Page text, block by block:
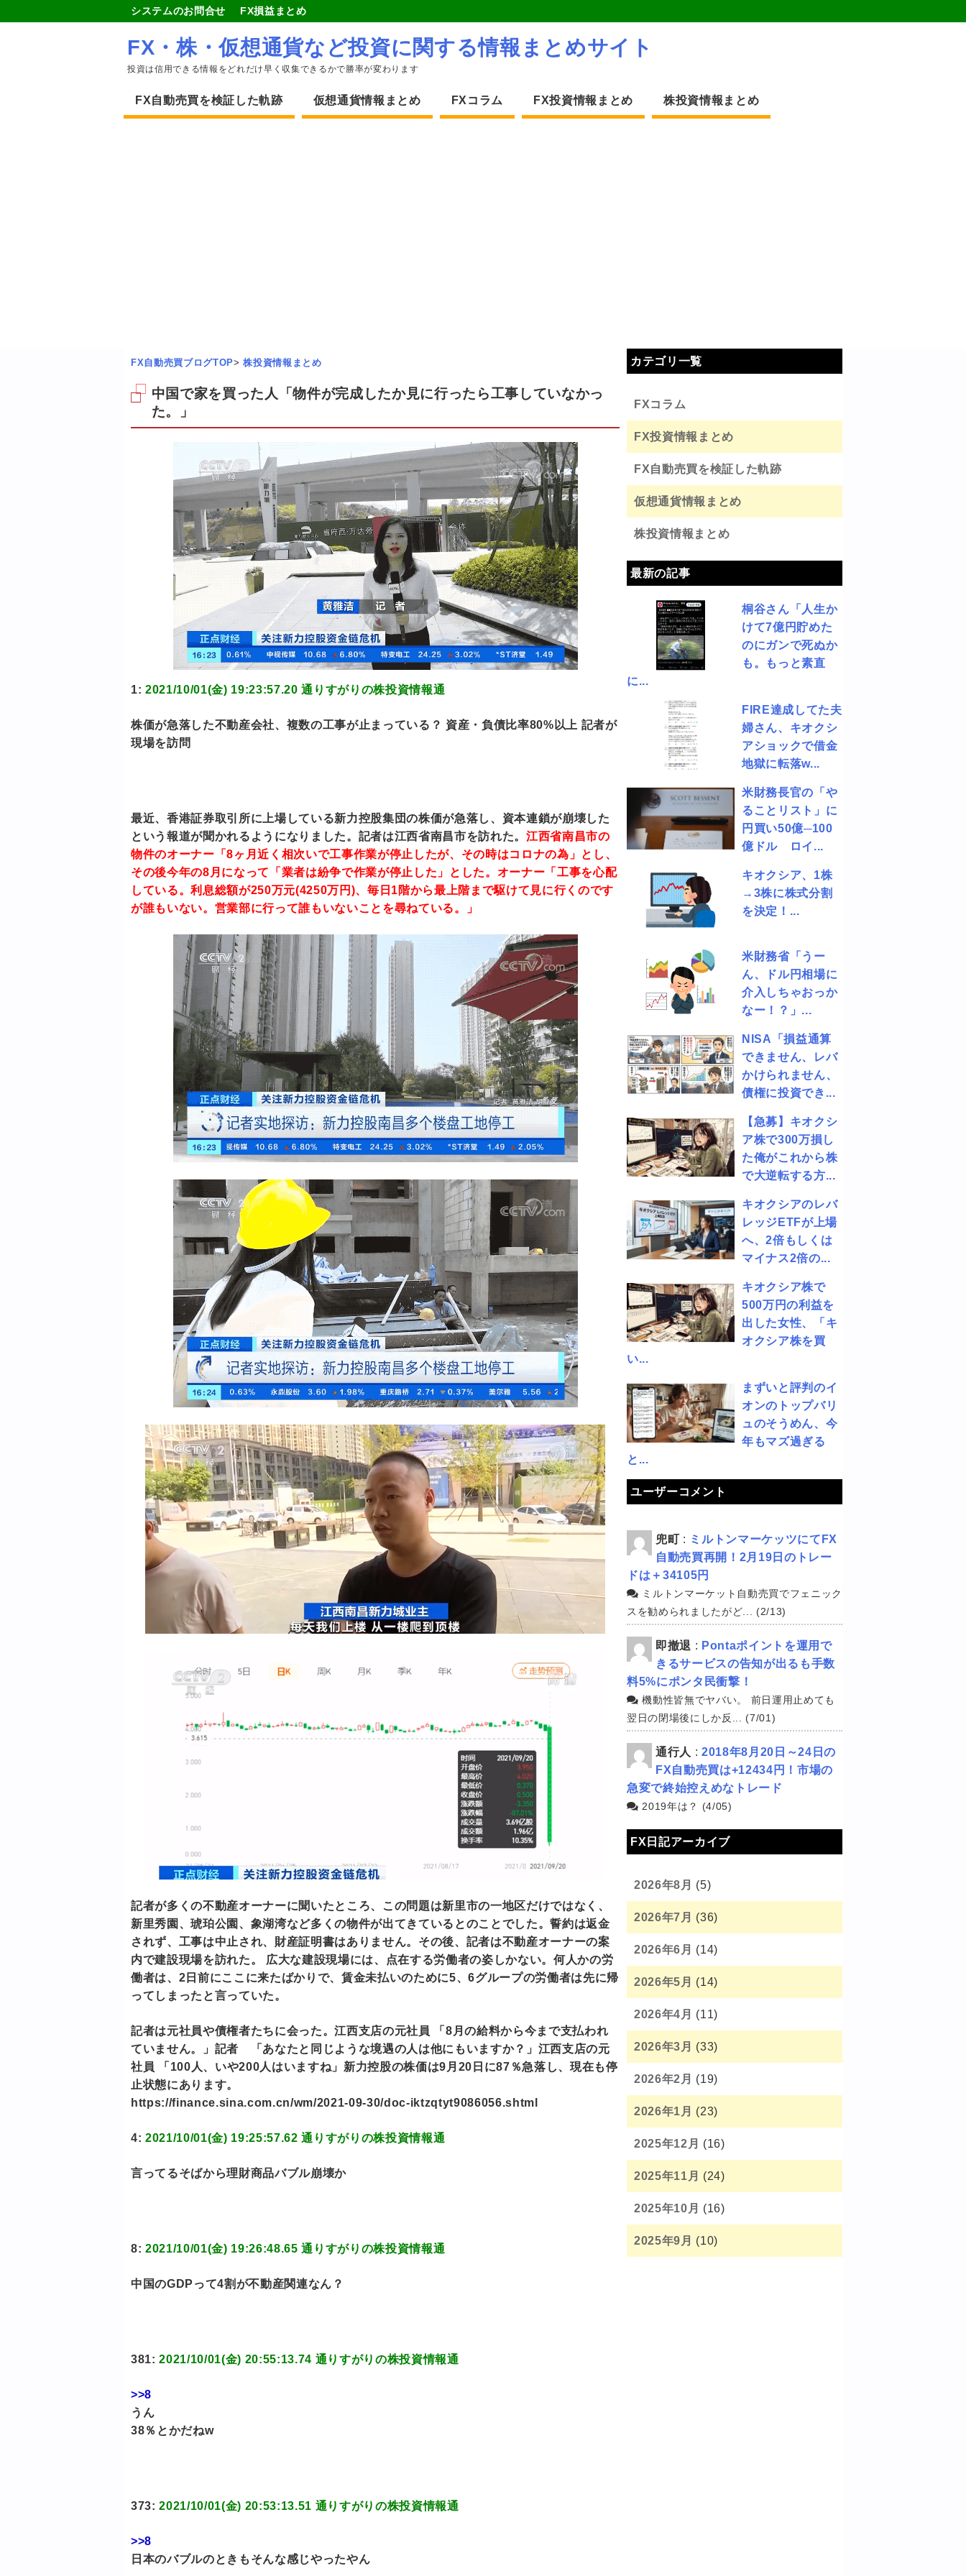
システムのお問合せ FX損益まとめ
FX・株・仮想通貨など投資に関する情報まとめサイト
投資は信用できる情報をどれだけ早く収集できるかで勝率が変わります
FX自動売買を検証した軌跡 仮想通貨情報まとめ FXコラム FX投資情報まとめ 株投資情報まとめ
FX自動売買ブログTOP> 株投資情報まとめ
中国で家を買った人「物件が完成したか見に行ったら工事していなかっ
た。」
1: 2021/10/01(金) 19:23:57.20 通りすがりの株投資情報通
株価が急落した不動産会社、複数の工事が止まっている？ 資産・負債比率80%以上 記者が
現場を訪問
最近、香港証券取引所に上場している新力控股集団の株価が急落し、資本連鎖が崩壊した
という報道が聞かれるようになりました。記者は江西省南昌市を訪れた。 江西省南昌市の
物件のオーナー「8ヶ月近く相次いで工事作業が停止したが、その時はコロナの為」とし、
その後今年の8月になって「業者は紛争で作業が停止した」とした。オーナー「工事を心配
している。利息総額が250万元(4250万円)、毎日1階から最上階まで駆けて見に行くのです
が誰もいない。営業部に行って誰もいないことを尋ねている。」
記者が多くの不動産オーナーに聞いたところ、この問題は新里市の一地区だけではなく、
新里秀園、琥珀公園、象湖湾など多くの物件が出てきているとのことでした。誓約は返金
されず、工事は中止され、財産証明書はありません。その後、記者は不動産オーナーの案
内で建設現場を訪れた。 広大な建設現場には、点在する労働者の姿しかない。何人かの労
働者は、2日前にここに来たばかりで、賃金未払いのために5、6グループの労働者は先に帰
ってしまったと言っていた。
記者は元社員や債権者たちに会った。江西支店の元社員 「8月の給料から今まで支払われ
ていません。」記者 「あなたと同じような境遇の人は他にもいますか？」江西支店の元
社員 「100人、いや200人はいますね」新力控股の株価は9月20日に87％急落し、現在も停
止状態にあります。
https://finance.sina.com.cn/wm/2021-09-30/doc-iktzqtyt9086056.shtml
4: 2021/10/01(金) 19:25:57.62 通りすがりの株投資情報通
言ってるそばから理財商品バブル崩壊か
8: 2021/10/01(金) 19:26:48.65 通りすがりの株投資情報通
中国のGDPって4割が不動産関連なん？
381:2021/10/01(金) 20:55:13.74 通りすがりの株投資情報通
>>8
うん
38％とかだねw
373:2021/10/01(金) 20:53:13.51 通りすがりの株投資情報通
>>8
日本のバブルのときもそんな感じやったやん
カテゴリ一覧
FXコラム
FX投資情報まとめ
FX自動売買を検証した軌跡
仮想通貨情報まとめ
株投資情報まとめ
最新の記事
桐谷さん「人生か
けて7億円貯めた
のにガンで死ぬか
も。もっと素直
に...
FIRE達成してた夫
婦さん、キオクシ
アショックで借金
地獄に転落w...
米財務長官の「や
ることリスト」に
円買い50億─100
億ドル ロイ...
キオクシア、1株
→3株に株式分割
を決定！...
米財務省「うー
ん、ドル円相場に
介入しちゃおっか
なー！？」...
NISA「損益通算
できません、レバ
かけられません、
債権に投資でき...
【急募】キオクシ
ア株で300万損し
た俺がこれから株
で大逆転する方...
キオクシアのレバ
レッジETFが上場
へ、2倍もしくは
マイナス2倍の...
キオクシア株で
500万円の利益を
出した女性、「キ
オクシア株を買
い...
まずいと評判のイ
オンのトップバリ
ュのそうめん、今
年もマズ過ぎる
と...
ユーザーコメント
兜町 : ミルトンマーケッツにてFX
自動売買再開！2月19日のトレー
ドは＋34105円
ミルトンマーケット自動売買でフェニック
スを勧められましたがど... (2/13)
即撤退 : Pontaポイントを運用で
きるサービスの告知が出るも手数
料5%にポンタ民衝撃！
機動性皆無でヤバい。 前日運用止めても
翌日の閉場後にしか反... (7/01)
通行人 : 2018年8月20日～24日の
FX自動売買は+12434円！市場の
急変で終始控えめなトレード
2019年は？ (4/05)
FX日記アーカイブ
2026年8月 (5)
2026年7月 (36)
2026年6月 (14)
2026年5月 (14)
2026年4月 (11)
2026年3月 (33)
2026年2月 (19)
2026年1月 (23)
2025年12月 (16)
2025年11月 (24)
2025年10月 (16)
2025年9月 (10)